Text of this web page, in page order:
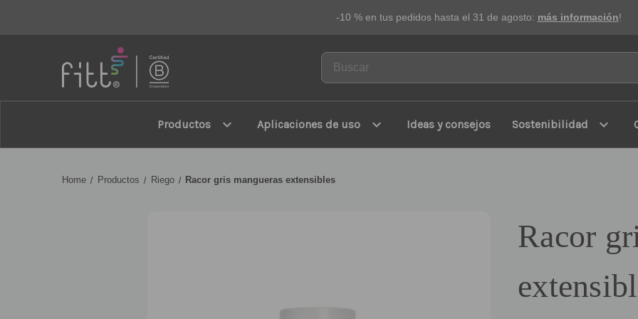
-10 % en tus pedidos hasta el 31 de agosto: más información!
Productos expand_more Aplicaciones de uso expand_more Ideas y consejos Sostenibilidad expand_more
Home Productos Riego Racor gris mangueras extensibles
Racor